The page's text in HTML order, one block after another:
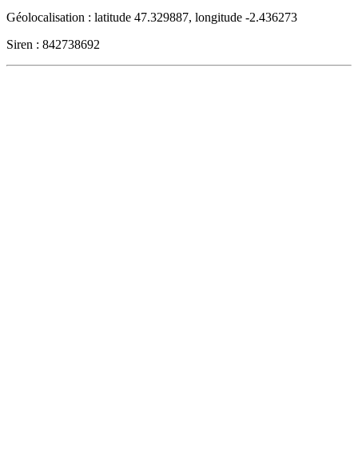
Géolocalisation : latitude 47.329887, longitude -2.436273
Siren : 842738692